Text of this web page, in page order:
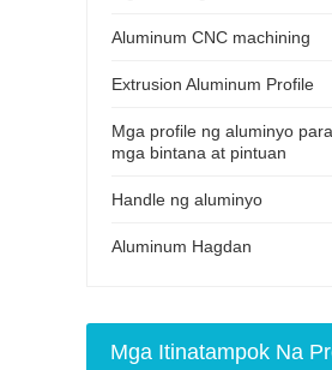
Aluminum CNC machining
Extrusion Aluminum Profile
Mga profile ng aluminyo
mga bintana at pintuan
Handle ng aluminyo
Aluminum Hagdan
Mga Itinatampok Na